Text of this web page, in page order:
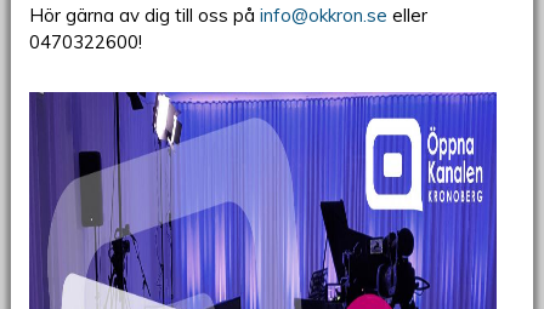
Hör gärna av dig till oss på info@okkron.se eller
0470322600!